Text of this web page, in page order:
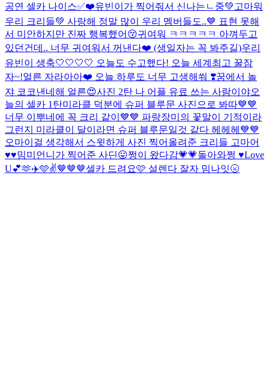
공연 셀카 나이스✅❤️유빈이가 찍어줘서 신나는ㄴ중💚 고마워
우리 크리들💚 사랑해 정말 많이 우리 멤버들도..💙 표현 못해
서 미안하지만 진짜 행복했어😚귀여워 ㅋㅋㅋㅋㅋ 아껴두고
있던건데.. 너무 귀여워서 꺼낸다❤️ (생일자는 꼭 봐주길)우리
유빈이 생축🤍🤍🤍🤍 오늘도 수고했다! 오늘 세계최고 꿀잠
자~!얼른 자라아아❤️ 오늘 하루도 너무 고생해쒀 ❣️꿈에서 놀
쟈 코코낸네해 얼른😍사진 2탄 나 어플 유료 쓰는 사람이야오
늘의 셀카 1탄미라클 덕분에 슈퍼 블루문 사진으로 봐따💙💙
너무 이뿌네에 꼭 크리 같이💙💙 파랑장미의 꽃말이 기적이라
그런지 미라클이 달이라면 슈퍼 블루문일것 같다 헤헤헤💙💙
오마이걸 생각해서 스윗하게 사진 찍어올려준 크리들 고마어
♥♥밈미언니가 찍어준 사딘😛쩡이 왔다감💗💗돌아와쩡 ♥Love
U💕🫶✈️🩵✌️🤎🤎🤎셀카 드려요🩷 설렌다 잘자 밈나잇🌝